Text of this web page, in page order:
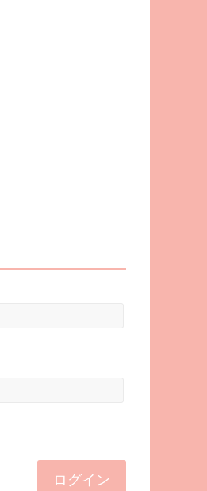
ログイン